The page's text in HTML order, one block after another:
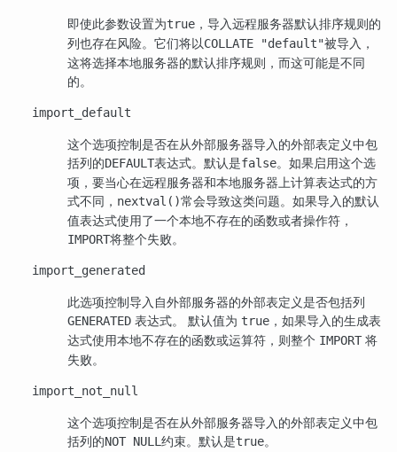
即使此参数设置为true ，导入远程服务器默认排序规则的
列也存在风险。它们将以COLLATE "default"被导入，
这将选择本地服务器的默认排序规则，而这可能是不同
的。
import_default
这个选项控制是否在从外部服务器导入的外部表定义中包
括列的DEFAULT表达式。默认是false。如果启用这个选
项，要当心在远程服务器和本地服务器上计算表达式的方
式不同， nextval()常会导致这类问题。如果导入的默认
值表达式使用了一个本地不存在的函数或者操作符，
IMPORT将整个失败。
import_generated
此选项控制导入自外部服务器的外部表定义是否包括列
GENERATED 表达式。 默认值为 true ，如果导入的生成表
达式使用本地不存在的函数或运算符，则整个 IMPORT 将
失败。
import_not_null
这个选项控制是否在从外部服务器导入的外部表定义中包
括列的NOT NULL约束。默认是true。